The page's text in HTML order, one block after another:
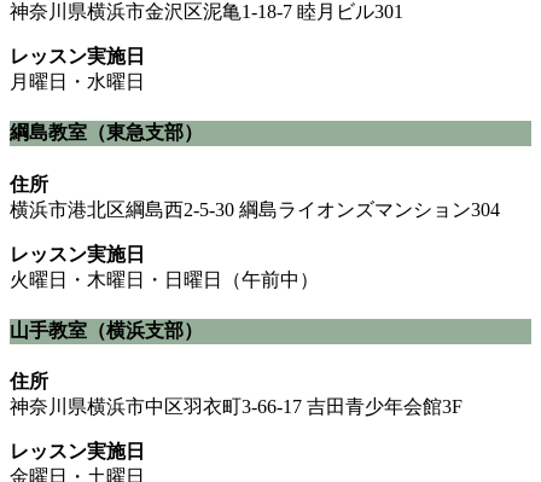
神奈川県横浜市金沢区泥亀1-18-7 睦月ビル301
レッスン実施日
月曜日・水曜日
綱島教室（東急支部）
住所
横浜市港北区綱島西2-5-30 綱島ライオンズマンション304
レッスン実施日
火曜日・木曜日・日曜日（午前中）
山手教室（横浜支部）
住所
神奈川県横浜市中区羽衣町3-66-17 吉田青少年会館3F
レッスン実施日
金曜日・土曜日